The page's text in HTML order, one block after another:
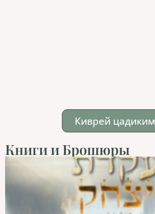
Киврей цадиким
Книги и Брошюры